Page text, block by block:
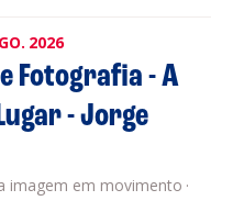
2026
Fotografia - A
- Jorge
em movimento ·